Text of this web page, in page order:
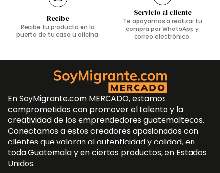
Recibe
Recibe tu producto en la
puerta de tu casa u oficina.
Servicio al cliente
Te apoyamos a realizar tu
compra por WhatsApp y
correo electrónico.
En SoyMigrante.com MERCADO, estamos
comprometidos con promover el talento y la
creatividad de los emprendedores guatemaltecos.
Conectamos a estos creadores apasionados con
clientes que valoran al autenticidad y calidad, en
toda Guatemala y en ciertos productos, en Estados
Unidos.